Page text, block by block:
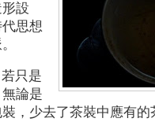
設
思想
只是
論是
，少去了茶裝中應有